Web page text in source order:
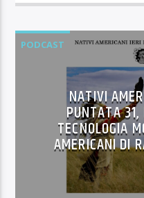
PODCAST
NATIVI
PUNTATA
TECNOLOGIA
AMERICANI DI